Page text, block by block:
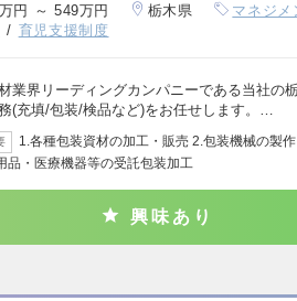
円 ～ 549万円 栃木県 マネジメ
育児支援制度
業界リーディングカンパニーである当社の
(充填/包装/検品など)をお任せします。…
1.各種包装資材の加工・販売 2.包装機械の製
品・医療機器等の受託包装加工
興味あり